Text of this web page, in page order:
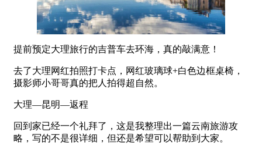
提前预定大理旅行的吉普车去环海，真的敲满意！
去了大理网红拍照打卡点，网红玻璃球+白色边框桌椅，
摄影师小哥哥真的把人拍得超自然。
大理—昆明—返程
回到家已经一个礼拜了，这是我整理出一篇云南旅游攻
略，写的不是很详细，但还是希望可以帮助到大家。